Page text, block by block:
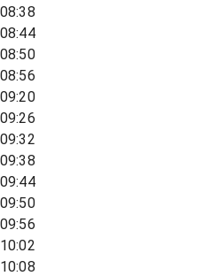
08:38
08:44
08:50
08:56
09:20
09:26
09:32
09:38
09:44
09:50
09:56
10:02
10:08